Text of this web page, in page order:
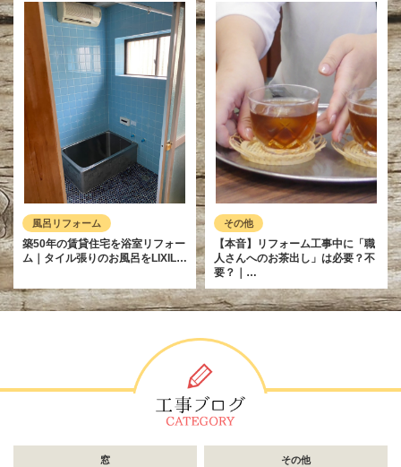
風呂リフォーム
築50年の賃貸住宅を浴室リフォー
ム｜タイル張りのお風呂をLIXIL…
その他
【本音】リフォーム工事中に「職
人さんへのお茶出し」は必要？不
要？｜…
窓 その他